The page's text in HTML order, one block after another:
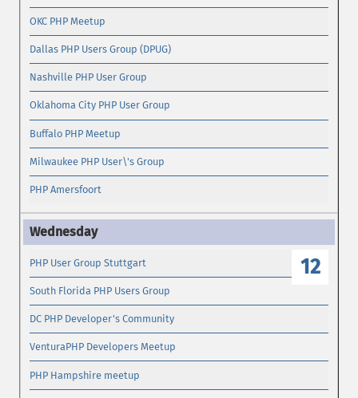
OKC PHP Meetup
Dallas PHP Users Group (DPUG)
Nashville PHP User Group
Oklahoma City PHP User Group
Buffalo PHP Meetup
Milwaukee PHP User\'s Group
PHP Amersfoort
12
PHP User Group Stuttgart
South Florida PHP Users Group
DC PHP Developer's Community
VenturaPHP Developers Meetup
PHP Hampshire meetup